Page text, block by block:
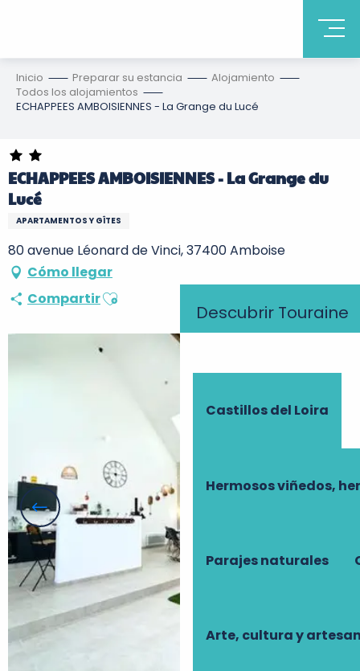
Descubrir Touraine
Castillos del Loira
Hermosos viñedos,
Parajes naturales
Arte, cultura y
Inicio Preparar su estancia
Alojamiento
Todos los alojamientos
ECHAPPEES AMBOISIENNES - La Grange du Lucé
ECHAPPEES AMBOISIENNES - La Grange du
Lucé
APARTAMENTOS Y GÎTES
80 avenue Léonard de Vinci, 37400 Amboise
Cómo llegar
CompartirAjouter aux favoris